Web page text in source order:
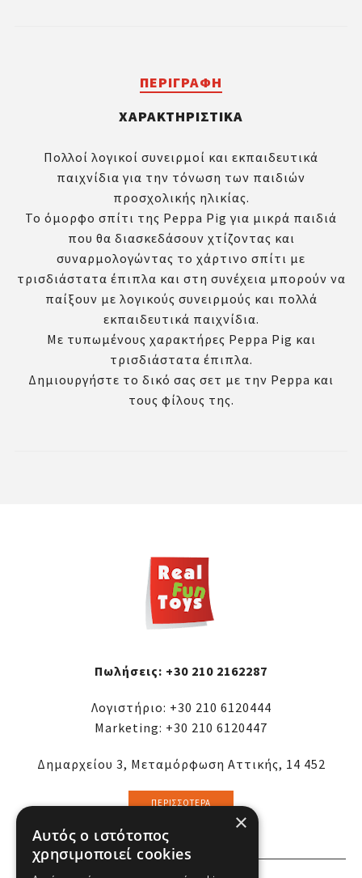
ΠΕΡΙΓΡΑΦΉ
ΧΑΡΑΚΤΗΡΙΣΤΙΚΆ
Πολλοί λογικοί συνειρμοί και εκπαιδευτικά
παιχνίδια για την τόνωση των παιδιών
προσχολικής ηλικίας.
Το όμορφο σπίτι της Peppa Pig για μικρά παιδιά
που θα διασκεδάσουν χτίζοντας και
συναρμολογώντας το χάρτινο σπίτι με
τρισδιάστατα έπιπλα και στη συνέχεια μπορούν να
παίξουν με λογικούς συνειρμούς και πολλά
εκπαιδευτικά παιχνίδια.
Με τυπωμένους χαρακτήρες Peppa Pig και
τρισδιάστατα έπιπλα.
Δημιουργήστε το δικό σας σετ με την Peppa και
τους φίλους της.
Πωλήσεις: +30 210 2162287
Λογιστήριο: +30 210 6120444
Marketing: +30 210 6120447
Δημαρχείου 3, Μεταμόρφωση Αττικής, 14 452
ΠΕΡΙΣΣΌΤΕΡΑ
×
Αυτός ο ιστότοπος
χρησιμοποιεί cookies